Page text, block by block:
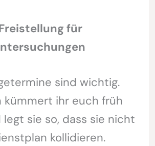
für
sind wichtig.
kümmert ihr euch früh
sie so, dass sie nicht
kollidieren.